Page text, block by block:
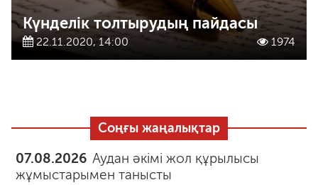
Күнделік толтырудың пайдасы
22.11.2020, 14:00 1974
Соңғы жаңалықтар
07.08.2026 Аудан әкімі жол құрылысы
жұмыстарымен танысты